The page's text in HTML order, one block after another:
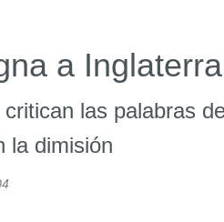
a Inglaterra
las palabras
la dimisión